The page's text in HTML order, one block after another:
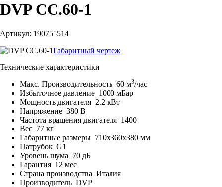
DVP CC.60-1
Артикул: 190755514
Габаритный чертеж
Технические характеристики
Макс. Производительность 60 м3/час
Избыточное давление 1000 мБар
Мощность двигателя 2.2 кВт
Напряжение 380 В
Частота вращения двигателя 1400
Вес 77 кг
Габаритные размеры 710x360x380 мм
Патрубок G1
Уровень шума 70 дБ
Гарантия 12 мес
Страна производства Италия
Производитель DVP